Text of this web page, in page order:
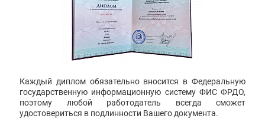
Каждый диплом обязательно вносится в Федеральную
государственную информационную систему ФИС ФРДО,
поэтому любой работодатель всегда сможет
удостовериться в подлинности Вашего документа.